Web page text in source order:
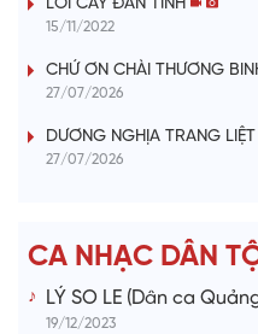
LỜI CÂY ĐÀN TÍNH
15/11/2022
CHỨ ƠN CHÀI THƯƠNG
27/07/2026
DƯƠNG NGHỊA TRANG
27/07/2026
CA NHẠC DÂN
LÝ SO LE (Dân ca
19/12/2023